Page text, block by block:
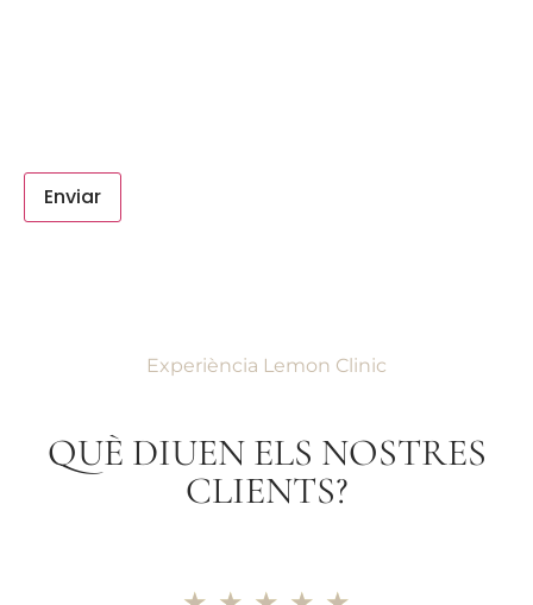
Enviar
Experiència Lemon Clinic
QUÈ DIUEN ELS NOSTRES
CLIENTS?